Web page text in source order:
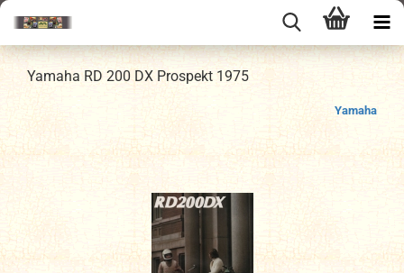
Yamaha RD 200 DX Prospekt 1975
Yamaha